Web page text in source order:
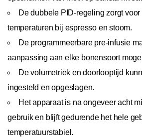
De dubbele PID-regeling zorgt voor
temperaturen bij espresso en stoom.
De programmeerbare pre-infusie
aanpassing aan elke bonensoort
De volumetriek en doorlooptijd
ingesteld en opgeslagen.
Het apparaat is na ongeveer acht
gebruik en blijft gedurende het hele
temperatuurstabiel.